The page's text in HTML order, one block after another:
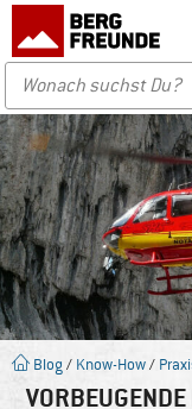
Blog / Know-How/
VORBEUGENDE